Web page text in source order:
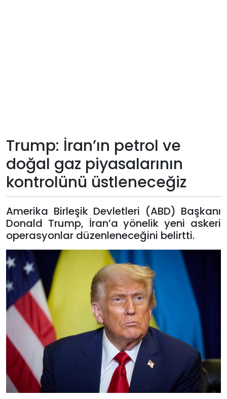
Künye
Giriş
Yap
Trump: İran’ın petrol ve
doğal gaz piyasalarının
kontrolünü üstleneceğiz
Amerika Birleşik Devletleri (ABD) Başkanı
Donald Trump, İran’a yönelik yeni askeri
operasyonlar düzenleneceğini belirtti.